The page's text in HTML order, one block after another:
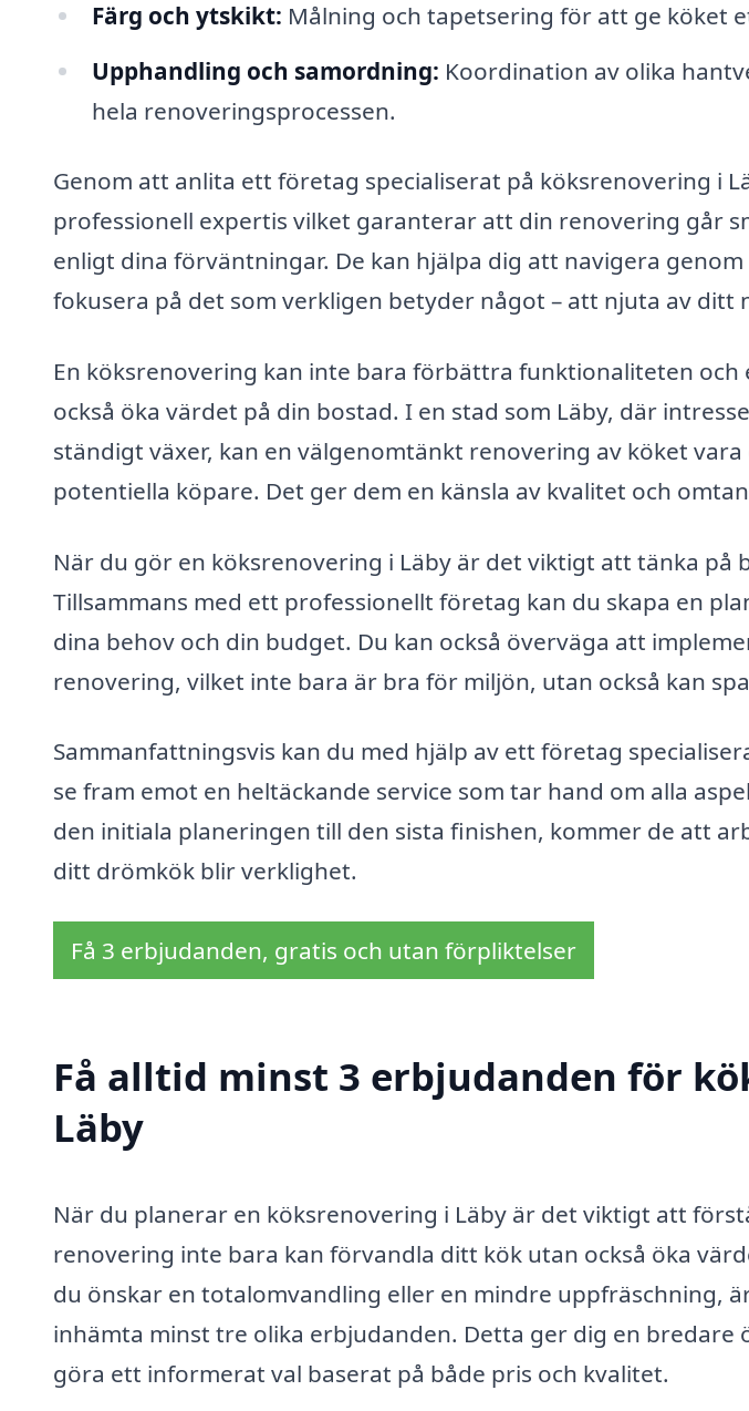
Färg och ytskikt: Målning och tapetsering för att ge köket
Upphandling och samordning: Koordination av olika
hela renoveringsprocessen.
Genom att anlita ett företag specialiserat på köksrenovering i
professionell expertis vilket garanterar att din renovering går
enligt dina förväntningar. De kan hjälpa dig att navigera
fokusera på det som verkligen betyder något – att njuta av ditt
En köksrenovering kan inte bara förbättra funktionaliteten
också öka värdet på din bostad. I en stad som Läby, där
ständigt växer, kan en välgenomtänkt renovering av köket
potentiella köpare. Det ger dem en känsla av kvalitet och
När du gör en köksrenovering i Läby är det viktigt att tänka på
Tillsammans med ett professionellt företag kan du skapa en
dina behov och din budget. Du kan också överväga att
renovering, vilket inte bara är bra för miljön, utan också kan
Sammanfattningsvis kan du med hjälp av ett företag
se fram emot en heltäckande service som tar hand om alla
den initiala planeringen till den sista finishen, kommer de att
ditt drömkök blir verklighet.
Få 3 erbjudanden, gratis och utan förpliktelser
Få alltid minst 3 erbjudanden för
Läby
När du planerar en köksrenovering i Läby är det viktigt att
renovering inte bara kan förvandla ditt kök utan också öka
du önskar en totalomvandling eller en mindre uppfräschning,
inhämta minst tre olika erbjudanden. Detta ger dig en bredare
göra ett informerat val baserat på både pris och kvalitet.